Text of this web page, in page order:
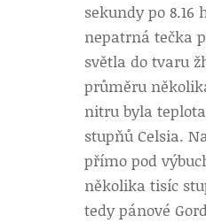
sekundy po 8.16
nepatrná tečka
světla do tvaru
průměru
nitru byla
stupňů Celsia.
přímo pod
několika tisíc
tedy pánové